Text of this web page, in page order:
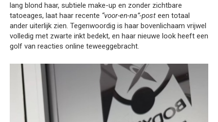
lang blond haar, subtiele make-up en zonder zichtbare
tatoeages, laat haar recente “voor-en-na”-post een totaal
ander uiterlijk zien. Tegenwoordig is haar bovenlichaam vrijwel
volledig met zwarte inkt bedekt, en haar nieuwe look heeft een
golf van reacties online teweeggebracht.